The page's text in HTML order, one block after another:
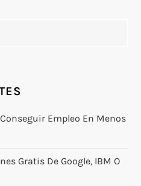
Empleo En Menos
Gratis De Google, IBM O